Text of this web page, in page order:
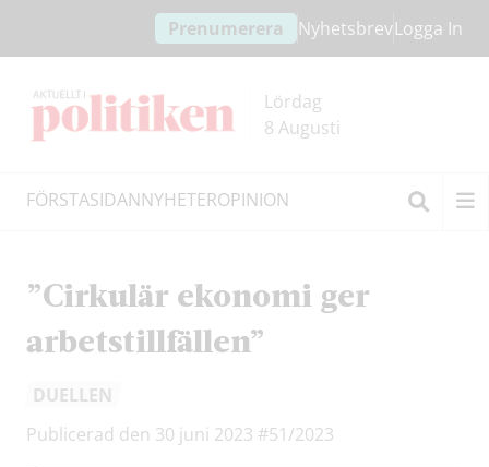
innehållet
headern
Prenumerera NyhetsbrevLogga In
Lördag
8 Augusti
FÖRSTASIDANNYHETEROPINION
”Cirkulär ekonomi ger
arbetstillfällen”
DUELLEN
Publicerad den 30 juni 2023 #51/2023